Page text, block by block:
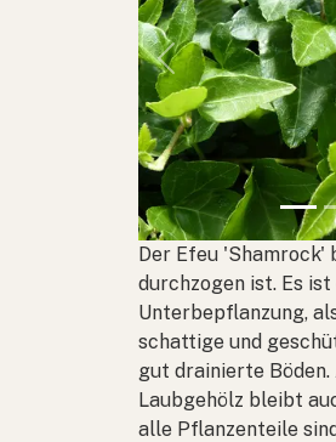
Previous
Der Efeu 'Shamrock'
durchzogen ist. Es
Unterbepflanzung,
schattige und
gut drainierte
Laubgehölz bleibt
alle Pflanzenteile